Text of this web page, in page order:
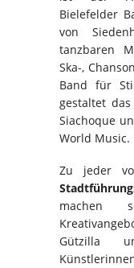
Bielefelder
von
tanzbaren
Ska-,
Band für
gestaltet
Siachoque
World Music.
Zu jeder
machen
Gützilla